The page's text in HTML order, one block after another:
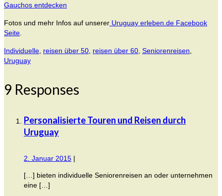
Gauchos entdecken
Fotos und mehr Infos auf unserer Uruguay erleben.de Facebook
Seite.
Individuelle, reisen über 50, reisen über 60, Seniorenreisen,
Uruguay
9 Responses
Personalisierte Touren und Reisen durch
Uruguay
2. Januar 2015 |
[…] bieten individuelle Seniorenreisen an oder unternehmen
eine […]